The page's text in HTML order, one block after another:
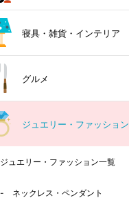
寝具・雑貨・インテリア
グルメ
ジュエリー・ファッション
ジュエリー・ファッション一覧
ネックレス・ペンダント